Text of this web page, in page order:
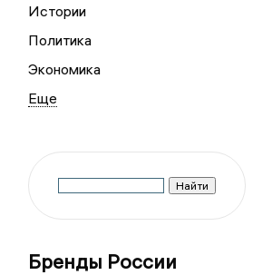
Истории
Политика
Экономика
Бренды России